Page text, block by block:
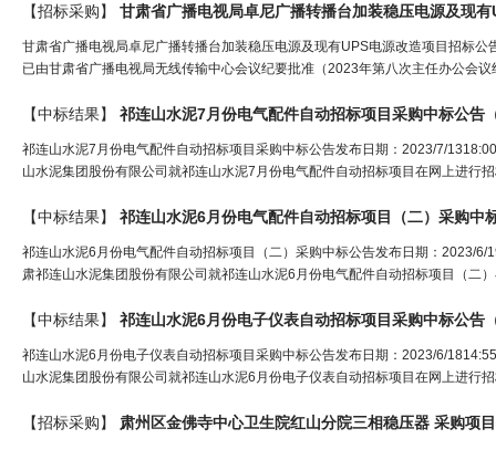
【招标采购】 甘肃省广播电视局卓尼广播转播台加装稳压电源及现
甘肃省广播电视局卓尼广播转播台加装稳压电源及现有UPS电源改造项目招标
已由甘肃省广播电视局无线传输中心会议纪要批准（2023年第八次主任办公会
【中标结果】 祁连山水泥7月份电气配件自动招标项目采购中标公告
祁连山水泥7月份电气配件自动招标项目采购中标公告发布日期：2023/7/
山水泥集团股份有限公司就祁连山水泥7月份电气配件自动招标项目在网上进行
【中标结果】 祁连山水泥6月份电气配件自动招标项目（二）采购中
祁连山水泥6月份电气配件自动招标项目（二）采购中标公告发布日期：2023/
肃祁连山水泥集团股份有限公司就祁连山水泥6月份电气配件自动招标项目（二
【中标结果】 祁连山水泥6月份电子仪表自动招标项目采购中标公告
祁连山水泥6月份电子仪表自动招标项目采购中标公告发布日期：2023/6/
山水泥集团股份有限公司就祁连山水泥6月份电子仪表自动招标项目在网上进行
【招标采购】 肃州区金佛寺中心卫生院红山分院三相稳压器 采购项